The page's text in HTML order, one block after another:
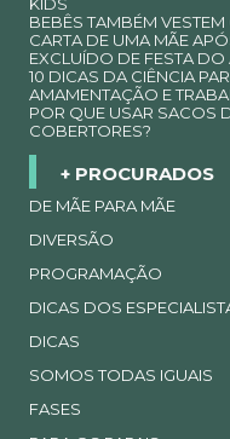
KIDS
BEBÊS TAMBÉM VESTEM
CARTA DE UMA MÃE
EXCLUÍDO DE FESTA DO
10 DICAS DA CIÊNCIA
AMAMENTAÇÃO E
POR QUE USAR SACOS
COBERTORES?
+ PROCURADOS
DE MÃE PARA MÃE
DIVERSÃO
PROGRAMAÇÃO
DICAS DOS
DICAS
SOMOS TODAS IGUAIS
FASES